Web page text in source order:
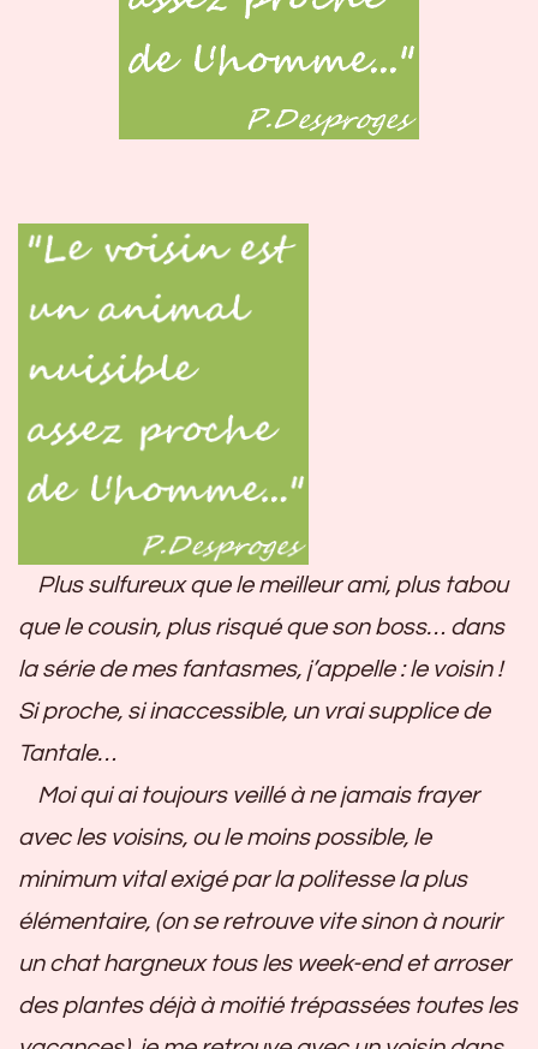
Plus sulfureux que le meilleur ami, plus tabou
que le cousin, plus risqué que son boss… dans
la série de mes fantasmes, j’appelle : le voisin !
Si proche, si inaccessible, un vrai supplice de
Tantale…
Moi qui ai toujours veillé à ne jamais frayer
avec les voisins, ou le moins possible, le
minimum vital exigé par la politesse la plus
élémentaire, (on se retrouve vite sinon à nourir
un chat hargneux tous les week-end et arroser
des plantes déjà à moitié trépassées toutes les